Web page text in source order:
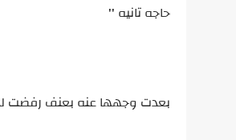
حاجه تانيه ''
بعدت وجهها عنه بعنف رفضت